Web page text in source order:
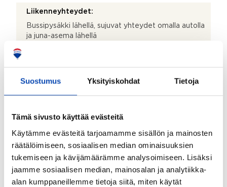
Suostumus Yksityiskohdat Tietoja
Tämä sivusto käyttää evästeitä
Käytämme evästeitä tarjoamamme sisällön ja mainosten
räätälöimiseen, sosiaalisen median ominaisuuksien
tukemiseen ja kävijämäärämme analysoimiseen. Lisäksi
jaamme sosiaalisen median, mainosalan ja analytiikka-
alan kumppaneillemme tietoja siitä, miten käytät
Liikenneyhteydet:
Bussipysäkki lähellä, sujuvat yhteydet omalla autolla
ja juna-asema lähellä
Kartta